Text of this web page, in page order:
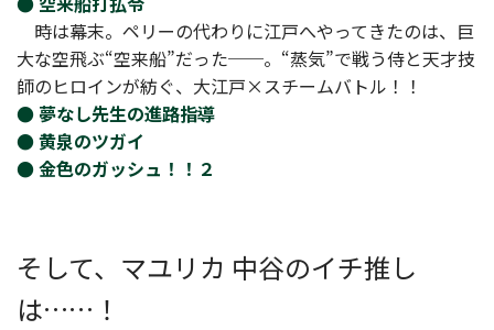
時は幕末。ペリーの代わりに江戸へやってきたのは、巨
大な空飛ぶ“空来船”だった──。“蒸気”で戦う侍と天才技
師のヒロインが紡ぐ、大江戸×スチームバトル！！
● 夢なし先生の進路指導
● 黄泉のツガイ
● 金色のガッシュ！！２
そして、マユリカ 中谷のイチ推し
は……！